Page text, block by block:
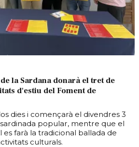
la Sardana donarà el tret de
d'estiu del Foment de
dies i començarà el divendres 3
popular, mentre que el
es farà la tradicional ballada de
culturals.